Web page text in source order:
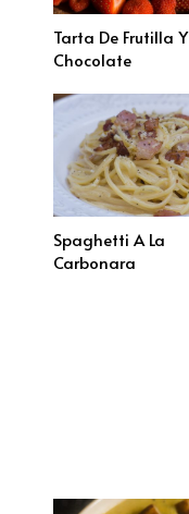
Tarta De Frutilla Y
Chocolate
Spaghetti A La
Carbonara